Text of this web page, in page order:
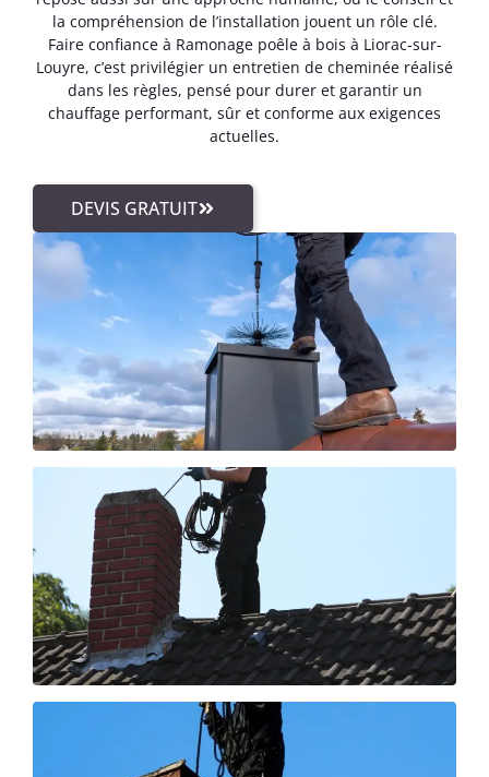
la compréhension de l’installation jouent un rôle clé.
Faire confiance à Ramonage poêle à bois à Liorac-sur-
Louyre, c’est privilégier un entretien de cheminée réalisé
dans les règles, pensé pour durer et garantir un
chauffage performant, sûr et conforme aux exigences
actuelles.
DEVIS GRATUIT